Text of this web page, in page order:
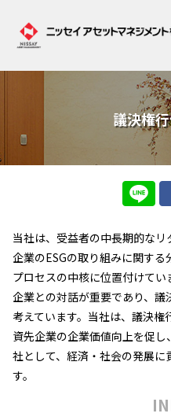
ファンド情報
ファンド比較
決算カレンダー
海外休日カレンダー
投資信託償還商品のご案内
マーケット情報
マーケット情報TOP
マーケット指数
マーケットレポート
大関 洋の「十字路」
コラム
資産形成ポータルTOP
資産形成サービス
Nダイレクト
サステナビリティ
サステナビリティTOP
サステナビリティ経営
ニッセイアセットに
ニッセイアセットについてTOP
議決権
当社は、受益者の中長期的な
企業のESGの取り組みに関す
プロセスの中核に位置付けてい
企業との対話が重要であり、議
考えています。当社は、議決
資先企業の企業価値向上を促
社として、経済・社会の発展に
す。